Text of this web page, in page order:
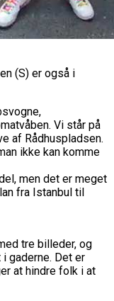
(S) er også i
Vi står på
af Rådhuspladsen.
ikke kan komme
men det er meget
fra Istanbul til
tre billeder, og
gaderne. Det er
at hindre folk i at